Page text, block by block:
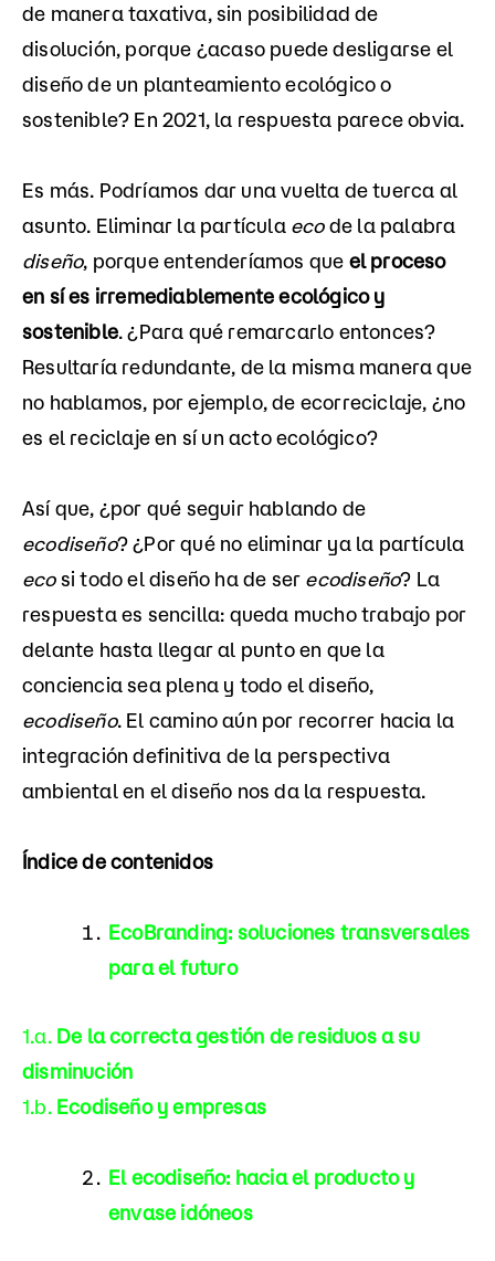
de manera taxativa, sin posibilidad de
disolución, porque ¿acaso puede desligarse el
diseño de un planteamiento ecológico o
sostenible? En 2021, la respuesta parece obvia.
Es más. Podríamos dar una vuelta de tuerca al
asunto. Eliminar la partícula eco de la palabra
diseño, porque entenderíamos que el proceso
en sí es irremediablemente ecológico y
sostenible. ¿Para qué remarcarlo entonces?
Resultaría redundante, de la misma manera que
no hablamos, por ejemplo, de ecorreciclaje, ¿no
es el reciclaje en sí un acto ecológico?
Así que, ¿por qué seguir hablando de
ecodiseño? ¿Por qué no eliminar ya la partícula
eco si todo el diseño ha de ser ecodiseño? La
respuesta es sencilla: queda mucho trabajo por
delante hasta llegar al punto en que la
conciencia sea plena y todo el diseño,
ecodiseño. El camino aún por recorrer hacia la
integración definitiva de la perspectiva
ambiental en el diseño nos da la respuesta.
Índice de contenidos
EcoBranding: soluciones transversales
para el futuro
1.a. De la correcta gestión de residuos a su
disminución
1.b. Ecodiseño y empresas
El ecodiseño: hacia el producto y
envase idóneos